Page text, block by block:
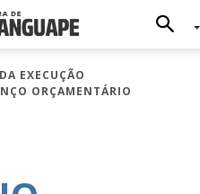
EXECUÇÃO
ORÇAMENTÁRIO